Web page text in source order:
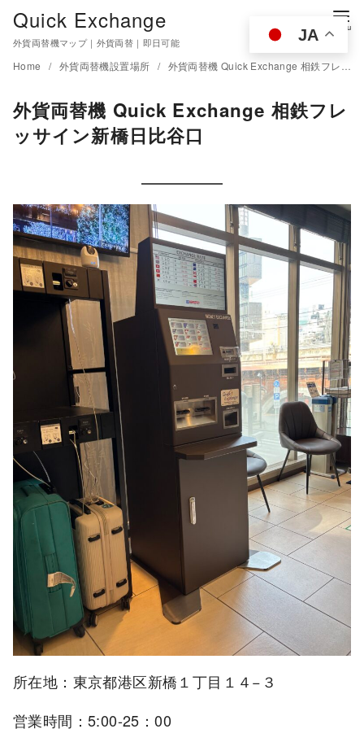
Quick Exchange
外貨両替機マップ｜外貨両替｜即日可能
Home 外貨両替機設置場所 外貨両替機 Quick Exchange 相鉄フレッサイン新橋日比谷口
外貨両替機 Quick Exchange 相鉄フレ
ッサイン新橋日比谷口
所在地：東京都港区新橋１丁目１４−３
営業時間：5:00-25：00
JA